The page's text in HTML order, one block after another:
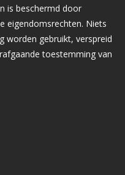
is beschermd door
eigendomsrechten. Niets
worden gebruikt, verspreid
toestemming van